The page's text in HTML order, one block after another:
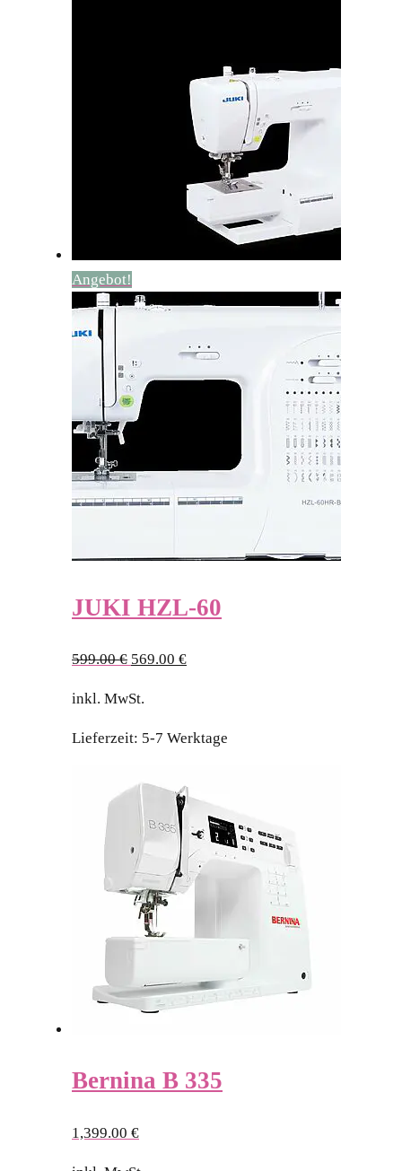
Angebot!
JUKI HZL-60
599.00€ Ursprünglicher
war:
599.00 €
569.00 €Aktueller
569.00 €.
inkl. MwSt.
Lieferzeit: 5-7 Werktage
Bernina B 335
1,399.00 €